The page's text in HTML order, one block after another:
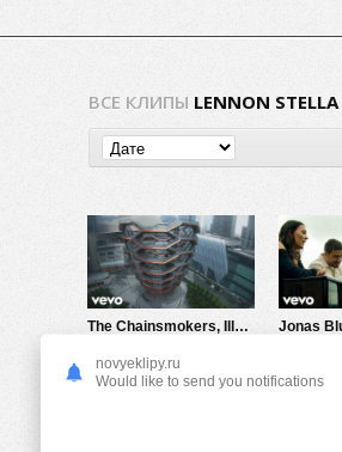
ВСЕ КЛИПЫ LENNON STELLA
The Chainsmokers, Illenium ft. Lennon Stella — Takeaway
novyeklipy.ru
Would like to send you notifications